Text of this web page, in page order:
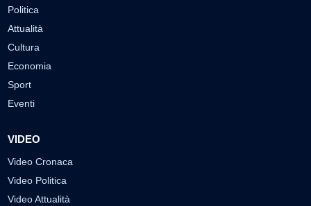
Politica
Attualità
Cultura
Economia
Sport
Eventi
VIDEO
Video Cronaca
Video Politica
Video Attualità